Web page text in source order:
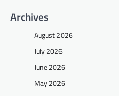
Archives
August 2026
July 2026
June 2026
May 2026